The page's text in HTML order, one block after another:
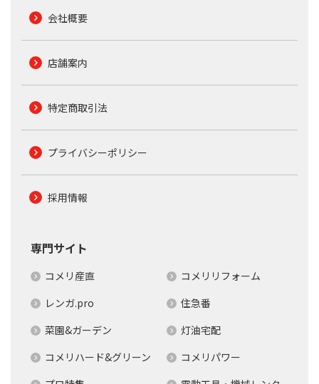
会社概要
店舗案内
特定商取引法
プライバシーポリシー
採用情報
専門サイト
コメリ産直
コメリリフォーム
レンガ.pro
住急番
菜園&ガーデン
灯油宅配
コメリハード&グリーン
コメリパワー